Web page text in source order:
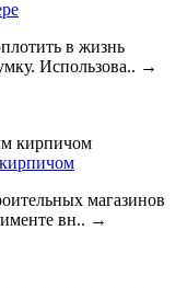
в жизнь
Использова.. →
магазинов
вн.. →